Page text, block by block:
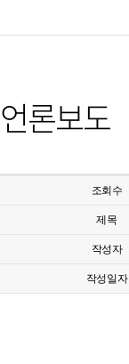
언론보도
조회수
제목
작성자
작성일자